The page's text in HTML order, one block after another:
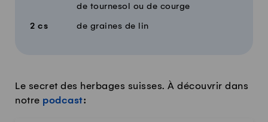
de tournesol ou de courge
2 cs de graines de lin
Le secret des herbages suisses. À découvrir dans
notre podcast: